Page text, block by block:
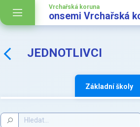
Vrchařská koruna
onsemi Vrchařská
JEDNOTLIVCI
Základní školy